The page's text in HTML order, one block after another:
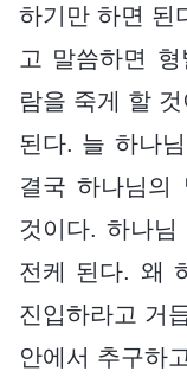
하기만 하면 된
고 말씀하면
람을 죽게 할
된다. 늘 하나
결국 하나님의
것이다. 하나
전케 된다. 왜
진입하라고 거
안에서 추구하